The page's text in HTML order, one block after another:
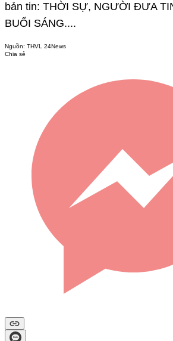
bản tin: THỜI SỰ, NGƯỜI ĐƯA
BUỔI SÁNG....
Nguồn: THVL 24News
Chia sẻ